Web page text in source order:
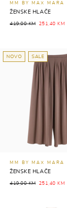
MM BY MAX MARA
ŽENSKE HLAČE
419,00 KM 251,40 KM
NOVO SALE
MM BY MAX MARA
ŽENSKE HLAČE
419,00 KM 251,40 KM